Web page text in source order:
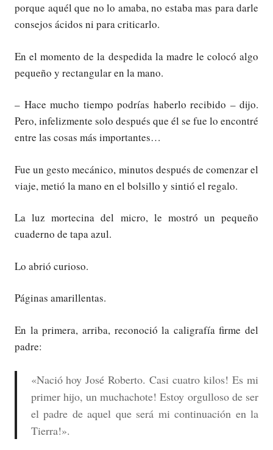
porque aquél que no lo amaba, no estaba mas para darle
consejos ácidos ni para criticarlo.
En el momento de la despedida la madre le colocó algo
pequeño y rectangular en la mano.
– Hace mucho tiempo podrías haberlo recibido – dijo.
Pero, infelizmente solo después que él se fue lo encontré
entre las cosas más importantes…
Fue un gesto mecánico, minutos después de comenzar el
viaje, metió la mano en el bolsillo y sintió el regalo.
La luz mortecina del micro, le mostró un pequeño
cuaderno de tapa azul.
Lo abrió curioso.
Páginas amarillentas.
En la primera, arriba, reconoció la caligrafía firme del
padre:
«Nació hoy José Roberto. Casi cuatro kilos! Es mi
primer hijo, un muchachote! Estoy orgulloso de ser
el padre de aquel que será mi continuación en la
Tierra!».